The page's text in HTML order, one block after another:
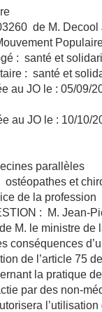
de M. Decool
: santé et
: santé et
au JO le : 05/09/
au JO le : 10/10/
parallèles
ostéopathes et
de la profession
: M. Jean-
M. le ministre de
conséquences
de l’article 75
la pratique
par des non-
l’utilisation